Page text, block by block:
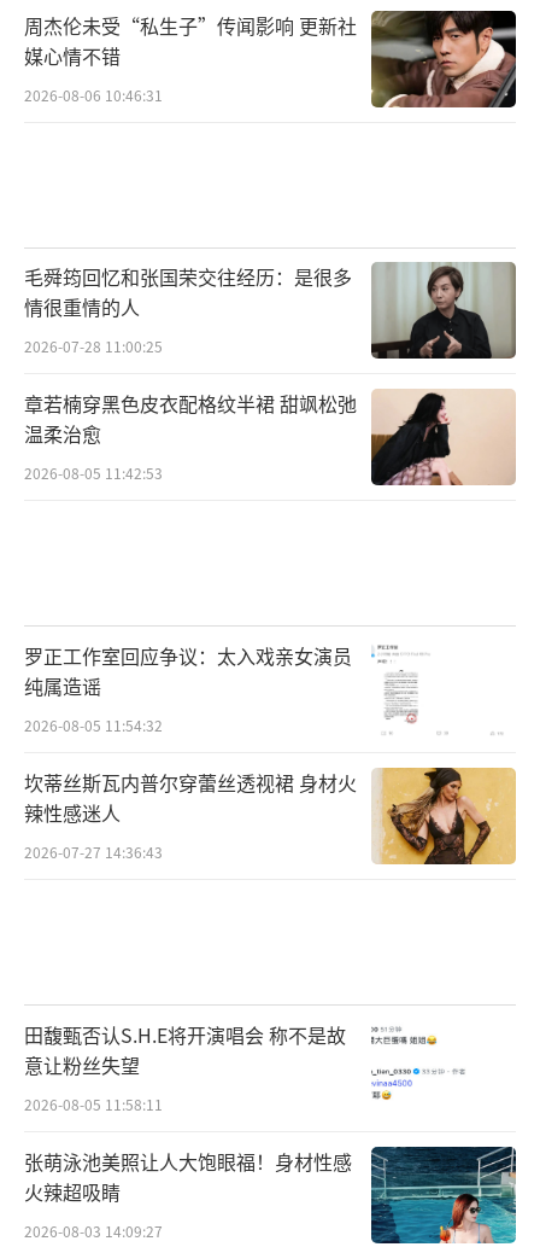
周杰伦未受“私生子”传闻影响 更新社
媒心情不错
2026-08-06 10:46:31
毛舜筠回忆和张国荣交往经历：是很多
情很重情的人
2026-07-28 11:00:25
章若楠穿黑色皮衣配格纹半裙 甜飒松弛
温柔治愈
2026-08-05 11:42:53
罗正工作室回应争议：太入戏亲女演员
纯属造谣
2026-08-05 11:54:32
坎蒂丝斯瓦内普尔穿蕾丝透视裙 身材火
辣性感迷人
2026-07-27 14:36:43
田馥甄否认S.H.E将开演唱会 称不是故
意让粉丝失望
2026-08-05 11:58:11
张萌泳池美照让人大饱眼福！身材性感
火辣超吸睛
2026-08-03 14:09:27